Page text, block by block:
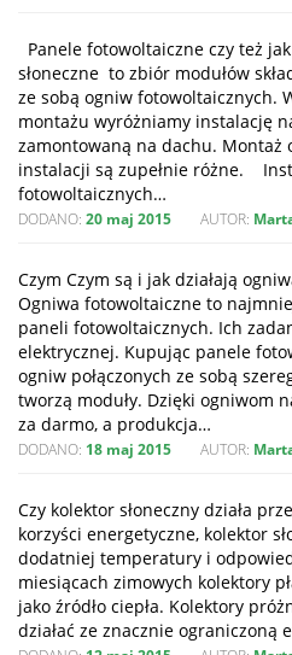
Panele fotowoltaiczne czy też
słoneczne to zbiór modułów
ze sobą ogniw fotowoltaicznych.
montażu wyróżniamy instalację
zamontowaną na dachu. Montaż
instalacji są zupełnie różne.
fotowoltaicznych…
DODANO: 20 maj 2015 AUTOR:
Czym Czym są i jak działają
Ogniwa fotowoltaiczne to
paneli fotowoltaicznych. Ich
elektrycznej. Kupując panele
ogniw połączonych ze sobą
tworzą moduły. Dzięki ogniwom
za darmo, a produkcja…
DODANO: 18 maj 2015 AUTOR:
Czy kolektor słoneczny działa
korzyści energetyczne, kolektor
dodatniej temperatury i
miesiącach zimowych kolektory
jako źródło ciepła. Kolektory
działać ze znacznie ograniczoną